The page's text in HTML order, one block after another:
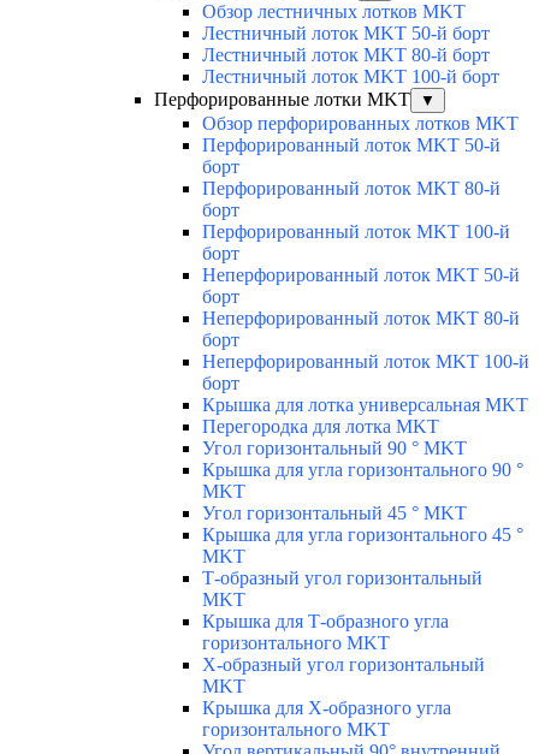
Обзор лестничных лотков MKT
Лестничный лоток MKT 50-й борт
Лестничный лоток MKT 80-й борт
Лестничный лоток MKT 100-й борт
Перфорированные лотки MKT
▼
Обзор перфорированных лотков MKT
Перфорированный лоток MKT 50-й
борт
Перфорированный лоток MKT 80-й
борт
Перфорированный лоток MKT 100-й
борт
Неперфорированный лоток MKT 50-й
борт
Неперфорированный лоток MKT 80-й
борт
Неперфорированный лоток MKT 100-й
борт
Крышка для лотка универсальная MKT
Перегородка для лотка MKT
Угол горизонтальный 90 ° MKT
Крышка для угла горизонтального 90 °
MKT
Угол горизонтальный 45 ° MKT
Крышка для угла горизонтального 45 °
MKT
Т-образный угол горизонтальный
MKT
Крышка для Т-образного угла
горизонтального MKT
Х-образный угол горизонтальный
MKT
Крышка для Х-образного угла
горизонтального MKT